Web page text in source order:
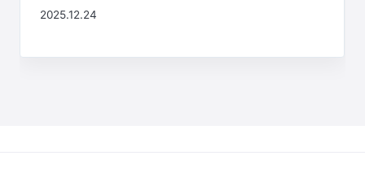
2025.12.24